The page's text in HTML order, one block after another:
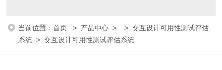
当前位置：首页 > 产品中心 > >交互设计可用性测试评估
系统 > 交互设计可用性测试评估系统